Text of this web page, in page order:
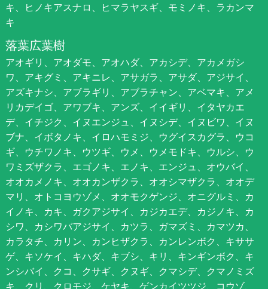
キ、ヒノキアスナロ、ヒマラヤスギ、モミノキ、ラカンマ
キ
落葉広葉樹
アオギリ、アオダモ、アオハダ、アカシデ、アカメガシ
ワ、アキグミ、アキニレ、アサガラ、アサダ、アジサイ、
アズキナシ、アブラギリ、アブラチャン、アベマキ、アメ
リカデイゴ、アワブキ、アンズ、イイギリ、イタヤカエ
デ、イチジク、イヌエンジュ、イヌシデ、イヌビワ、イヌ
ブナ、イボタノキ、イロハモミジ、ウグイスカグラ、ウコ
ギ、ウチワノキ、ウツギ、ウメ、ウメモドキ、ウルシ、ウ
ワミズザクラ、エゴノキ、エノキ、エンジュ、オウバイ、
オオカメノキ、オオカンザクラ、オオシマザクラ、オオデ
マリ、オトコヨウゾメ、オオモクゲンジ、オニグルミ、カ
イノキ、カキ、ガクアジサイ、カジカエデ、カジノキ、カ
シワ、カシワバアジサイ、カツラ、ガマズミ、カマツカ、
カラタチ、カリン、カンヒザクラ、カンレンボク、キササ
ゲ、キソケイ、キハダ、キブシ、キリ、キンギンボク、キ
ンシバイ、クコ、クサギ、クヌギ、クマシデ、クマノミズ
キ、クリ、クロモジ、ケヤキ、ゲンカイツツジ、コウゾ、